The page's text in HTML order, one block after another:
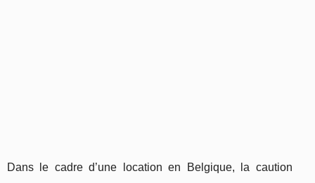
Dans le cadre d’une location en Belgique, la caution